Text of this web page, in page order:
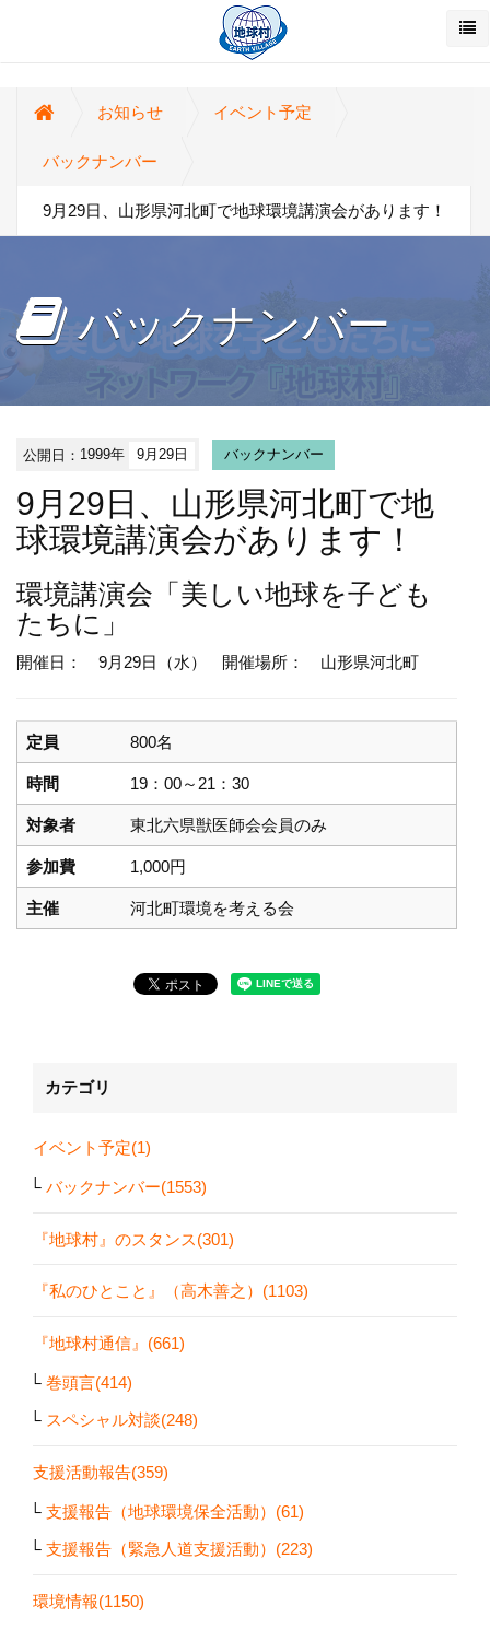
お知らせ イベント予定
バックナンバー
9月29日、山形県河北町で地球環境講演会があります！
バックナンバー
公開日： 1999年 9月29日 バックナンバー
9月29日、山形県河北町で地
球環境講演会があります！
環境講演会 「美しい地球を子ども
たちに」
開催日： 9月29日（水） 開催場所： 山形県河北町
定員 800名
時間 19：00～21：30
対象者 東北六県獣医師会会員のみ
参加費 1,000円
主催 河北町環境を考える会
カテゴリ
イベント予定(1)
バックナンバー(1553)
『地球村』のスタンス(301)
『私のひとこと』（高木善之）(1103)
『地球村通信』(661)
巻頭言(414)
スペシャル対談(248)
支援活動報告(359)
支援報告（地球環境保全活動）(61)
支援報告（緊急人道支援活動）(223)
環境情報(1150)